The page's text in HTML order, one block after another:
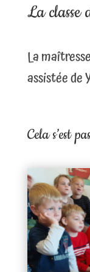
La
La
assistée de
Cela s’est